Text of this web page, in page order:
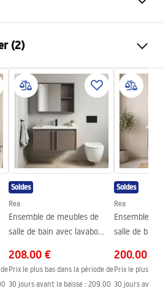
Aluminium , Céramique
sanitaire, Plastique
605mm
(2)
_Furniture_-
Soldes
Rea
Ensemble de meubles de
salle de bain avec lavabo
208.00 €
Prix le plus bas dans la période de
30 jours avant la baisse : 209.00
Soldes
Rea
Ensemble
salle de bain
200.00 €
Prix le plus
30 jours avant